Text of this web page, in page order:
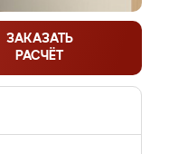
ЗАКАЗАТЬ
РАСЧЁТ